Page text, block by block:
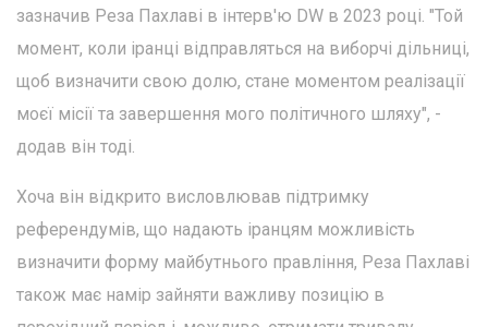
зазначив Реза Пахлаві в інтерв'ю DW в 2023 році. "Той
момент, коли іранці відправляться на виборчі дільниці,
щоб визначити свою долю, стане моментом реалізації
моєї місії та завершення мого політичного шляху", -
додав він тоді.
Хоча він відкрито висловлював підтримку
референдумів, що надають іранцям можливість
визначити форму майбутнього правління, Реза Пахлаві
також має намір зайняти важливу позицію в